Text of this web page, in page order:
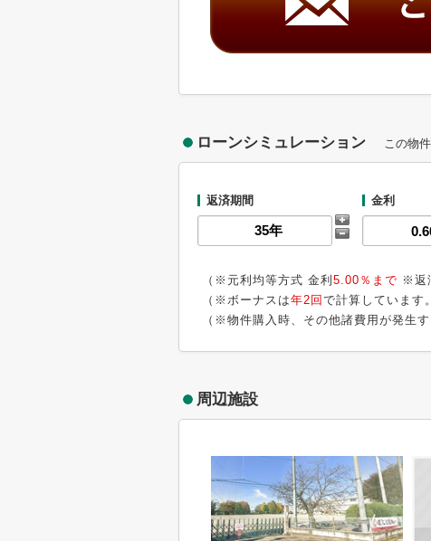
ローンシミュレーション この物
返済期間 金利
（※元利均等方式 金利 5.00％まで ※返
（※ボーナスは年2回 で計算しています。
（※物件購入時、その他諸費用が発生
周辺施設